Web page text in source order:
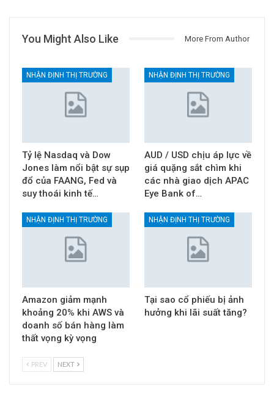
You Might Also Like More From Author
NHẬN ĐỊNH THỊ TRƯỜNG
Tỷ lệ Nasdaq và Dow
Jones làm nổi bật sự sụp
đổ của FAANG, Fed và
suy thoái kinh tế…
NHẬN ĐỊNH THỊ TRƯỜNG
AUD / USD chịu áp lực về
giá quặng sắt chìm khi
các nhà giao dịch APAC
Eye Bank of…
NHẬN ĐỊNH THỊ TRƯỜNG
Amazon giảm mạnh
khoảng 20% khi AWS và
doanh số bán hàng làm
thất vọng kỳ vọng
NHẬN ĐỊNH THỊ TRƯỜNG
Tại sao cổ phiếu bị ảnh
hưởng khi lãi suất tăng?
PREV NEXT